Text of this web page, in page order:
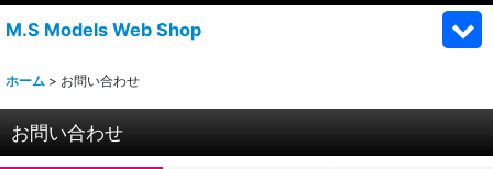
M.S Models Web Shop
ホーム > お問い合わせ
お問い合わせ